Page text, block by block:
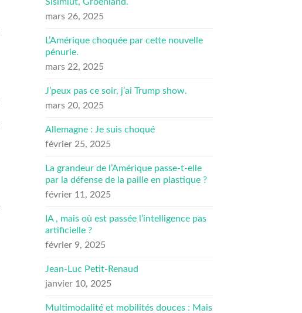
mars 26, 2025
L’Amérique choquée par cette nouvelle
pénurie.
mars 22, 2025
J’peux pas ce soir, j’ai Trump show.
mars 20, 2025
Allemagne : Je suis choqué
février 25, 2025
La grandeur de l’Amérique passe-t-elle
par la défense de la paille en plastique ?
février 11, 2025
IA , mais où est passée l’intelligence pas
artificielle ?
février 9, 2025
Jean-Luc Petit-Renaud
janvier 10, 2025
Multimodalité et mobilités douces : Mais